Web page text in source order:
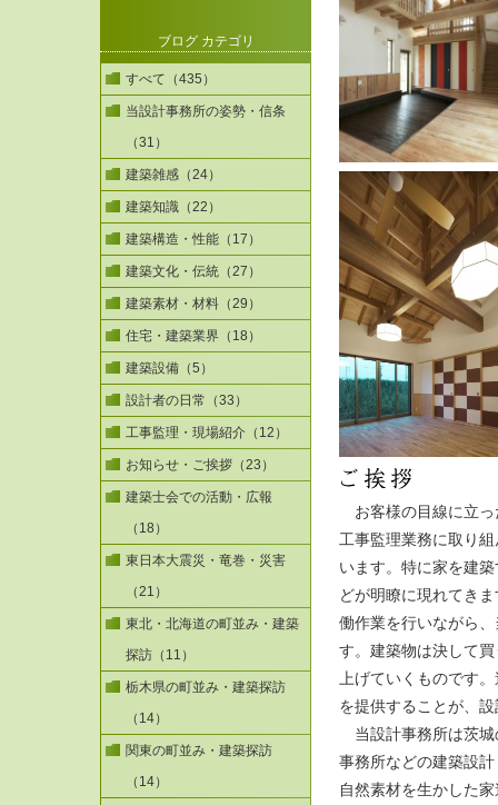
ブログ カテゴリ
すべて（435）
当設計事務所の姿勢・信条
（31）
建築雑感（24）
建築知識（22）
建築構造・性能（17）
建築文化・伝統（27）
建築素材・材料（29）
住宅・建築業界（18）
建築設備（5）
設計者の日常（33）
工事監理・現場紹介（12）
お知らせ・ご挨拶（23）
建築士会での活動・広報
（18）
東日本大震災・竜巻・災害
（21）
東北・北海道の町並み・建築
探訪（11）
栃木県の町並み・建築探訪
（14）
関東の町並み・建築探訪
（14）
お客様の目線に立っ
工事監理業務に取り
います。特に家を建
どが明瞭に現れてき
働作業を行いながら
す。建築物は決して
上げていくものです
を提供することが、
当設計事務所は茨城
事務所などの建築設
自然素材を生かした